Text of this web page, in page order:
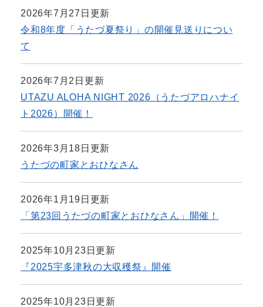
2026年7月27日更新
令和8年度「うたづ夏祭り」の開催見送りについ
て
2026年7月2日更新
UTAZU ALOHA NIGHT 2026（うたづアロハナイ
ト2026）開催！
2026年3月18日更新
うたづの町家とおひなさん
2026年1月19日更新
「第23回うたづの町家とおひなさん」開催！
2025年10月23日更新
『2025宇多津秋の大収穫祭』開催
2025年10月23日更新